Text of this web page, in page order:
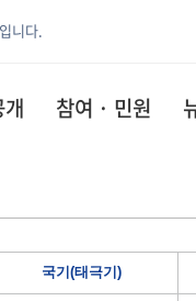
니다.
참여 · 민원
국기(태극기)